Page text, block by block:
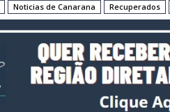
Noticias de Canarana Recuperados